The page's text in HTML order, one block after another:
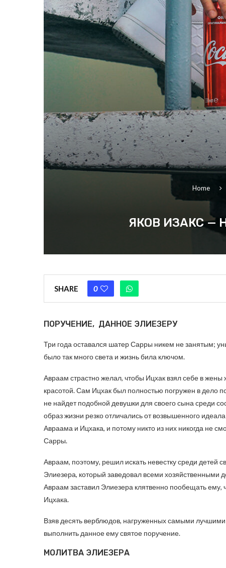
Home
ЯКОВ ИЗАКС —
SHARE 0
ПОРУЧЕНИЕ, ДАННОЕ ЭЛИЕЗЕРУ
Три года оставался шатер Сарры никем не занятым;
было так много света и жизнь била ключом.
Авраам страстно желал, чтобы Ицхак взял себе в
красотой. Сам Ицхак был полностью погружен в дело
не найдет подобной девушки для своего сына среди
образ жизни резко отличались от возвышенного
Авраама и Ицхака, и потому никто из них никогда не
Сарры.
Авраам, поэтому, решил искать невестку среди детей
Элиезера, который заведовал всеми хозяйственными
Авраам заставил Элиезера клятвенно пообещать
Ицхака.
Взяв десять верблюдов, нагруженных самыми
выполнить данное ему святое поручение.
МОЛИТВА ЭЛИЕЗЕРА